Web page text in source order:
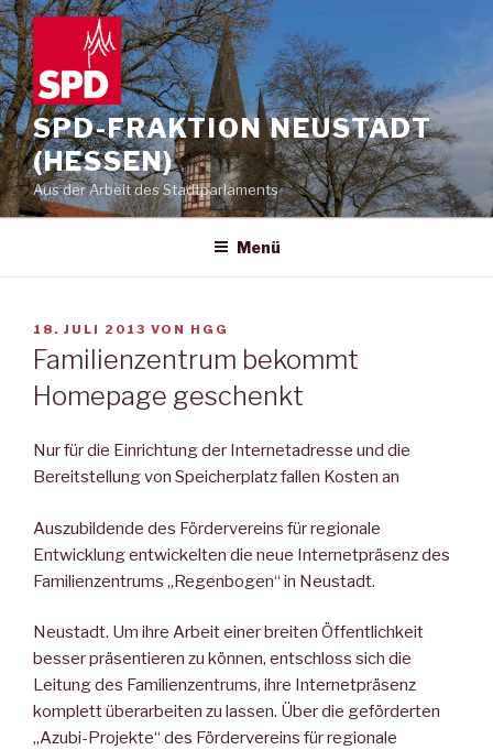
Zum
Inhalt
springen
SPD-FRAKTION NEUSTADT
(HESSEN)
Aus der Arbeit des Stadtparlaments
Menü
VERÖFFENTLICHT
AM
18. JULI 2013 VON HGG
Familienzentrum bekommt
Homepage geschenkt
Nur für die Einrichtung der Internetadresse und die
Bereitstellung von Speicherplatz fallen Kosten an
Auszubildende des För­dervereins für regionale
Entwicklung entwickelten die neue Internetpräsenz des
Familienzentrums „Regenbogen“ in Neu­stadt.
Neustadt. Um ihre Arbeit einer breiten Öffentlichkeit
besser präsentieren zu können, ent­schloss sich die
Leitung des Fa­milienzentrums, ihre Internet­präsenz
komplett überarbeiten zu lassen. Über die geförderten
„Azubi-Projekte“ des Förderver­eins für regionale